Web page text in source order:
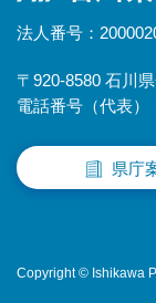
法人番号：
〒920-8580 石川
電話番号（代表）
県庁
Copyright © Ishikawa